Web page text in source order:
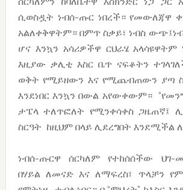
ሲወስዷት ነብሰ-ጡር ነበረች። የመውለጃዋ
አልለቀቅዋትም። በምጥ ስቃይ፣ ነብስ
ሆና እንኳን አሳሪዎችዋ ርህራሄ
እዚያው ቃሊቲ እስር ቤጥ ናፍቆትን
ወቅት የሚይዘውን እና የሚጨብጠውን ያጣ
እንደነበር እንኳን በውል አየውቀውም።
ታፔላ ተለጥፎለት የሚንቀሳቀስ ጋዜጠኛ፤
ስርዓት ከዚህም በላይ ሊደረግበት እንደሚችል
ነብሰ-ጡርዋ ሰርካለም የተከሰሰችው ህገ-
በሃይል ለመናድ እና ለማፍረስ፣ ጥላቻን